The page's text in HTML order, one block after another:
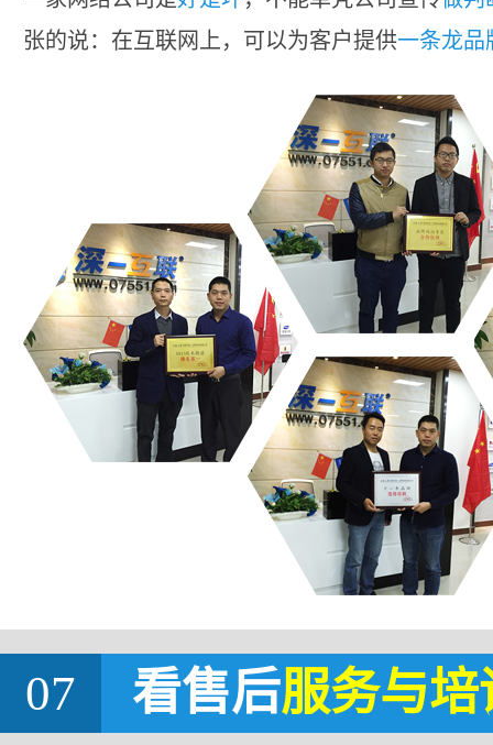
张的说：在互联网上，可以为客户提供一条龙品
07 看售后服务与培